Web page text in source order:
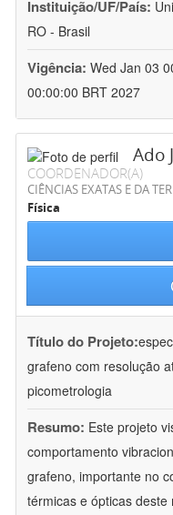
Instituição/UF/País:
RO - Brasil
Vigência: Wed Jan 03
00:00:00 BRT 2027
Ado
COORDENADOR(A)
CIÊNCIAS EXATAS E DA
Física
Título do Projeto:
grafeno com resolução
picometrologia
Resumo: Este projeto
comportamento
grafeno, importante no
térmicas e ópticas